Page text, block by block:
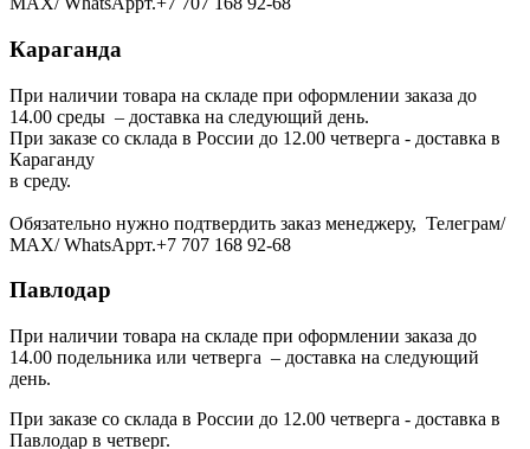
Караганда
При наличии товара на складе при оформлении заказа до
14.00 среды – доставка на следующий день.
При заказе со склада в России до 12.00 четверга - доставка в
Караганду
в среду.
Обязательно нужно подтвердить заказ менеджеру, Телеграм/
МАХ/ WhatsAppт.+7 707 168 92-68
Павлодар
При наличии товара на складе при оформлении заказа до
14.00 подельника или четверга – доставка на следующий
день.
При заказе со склада в России до 12.00 четверга - доставка в
Павлодар в четверг.